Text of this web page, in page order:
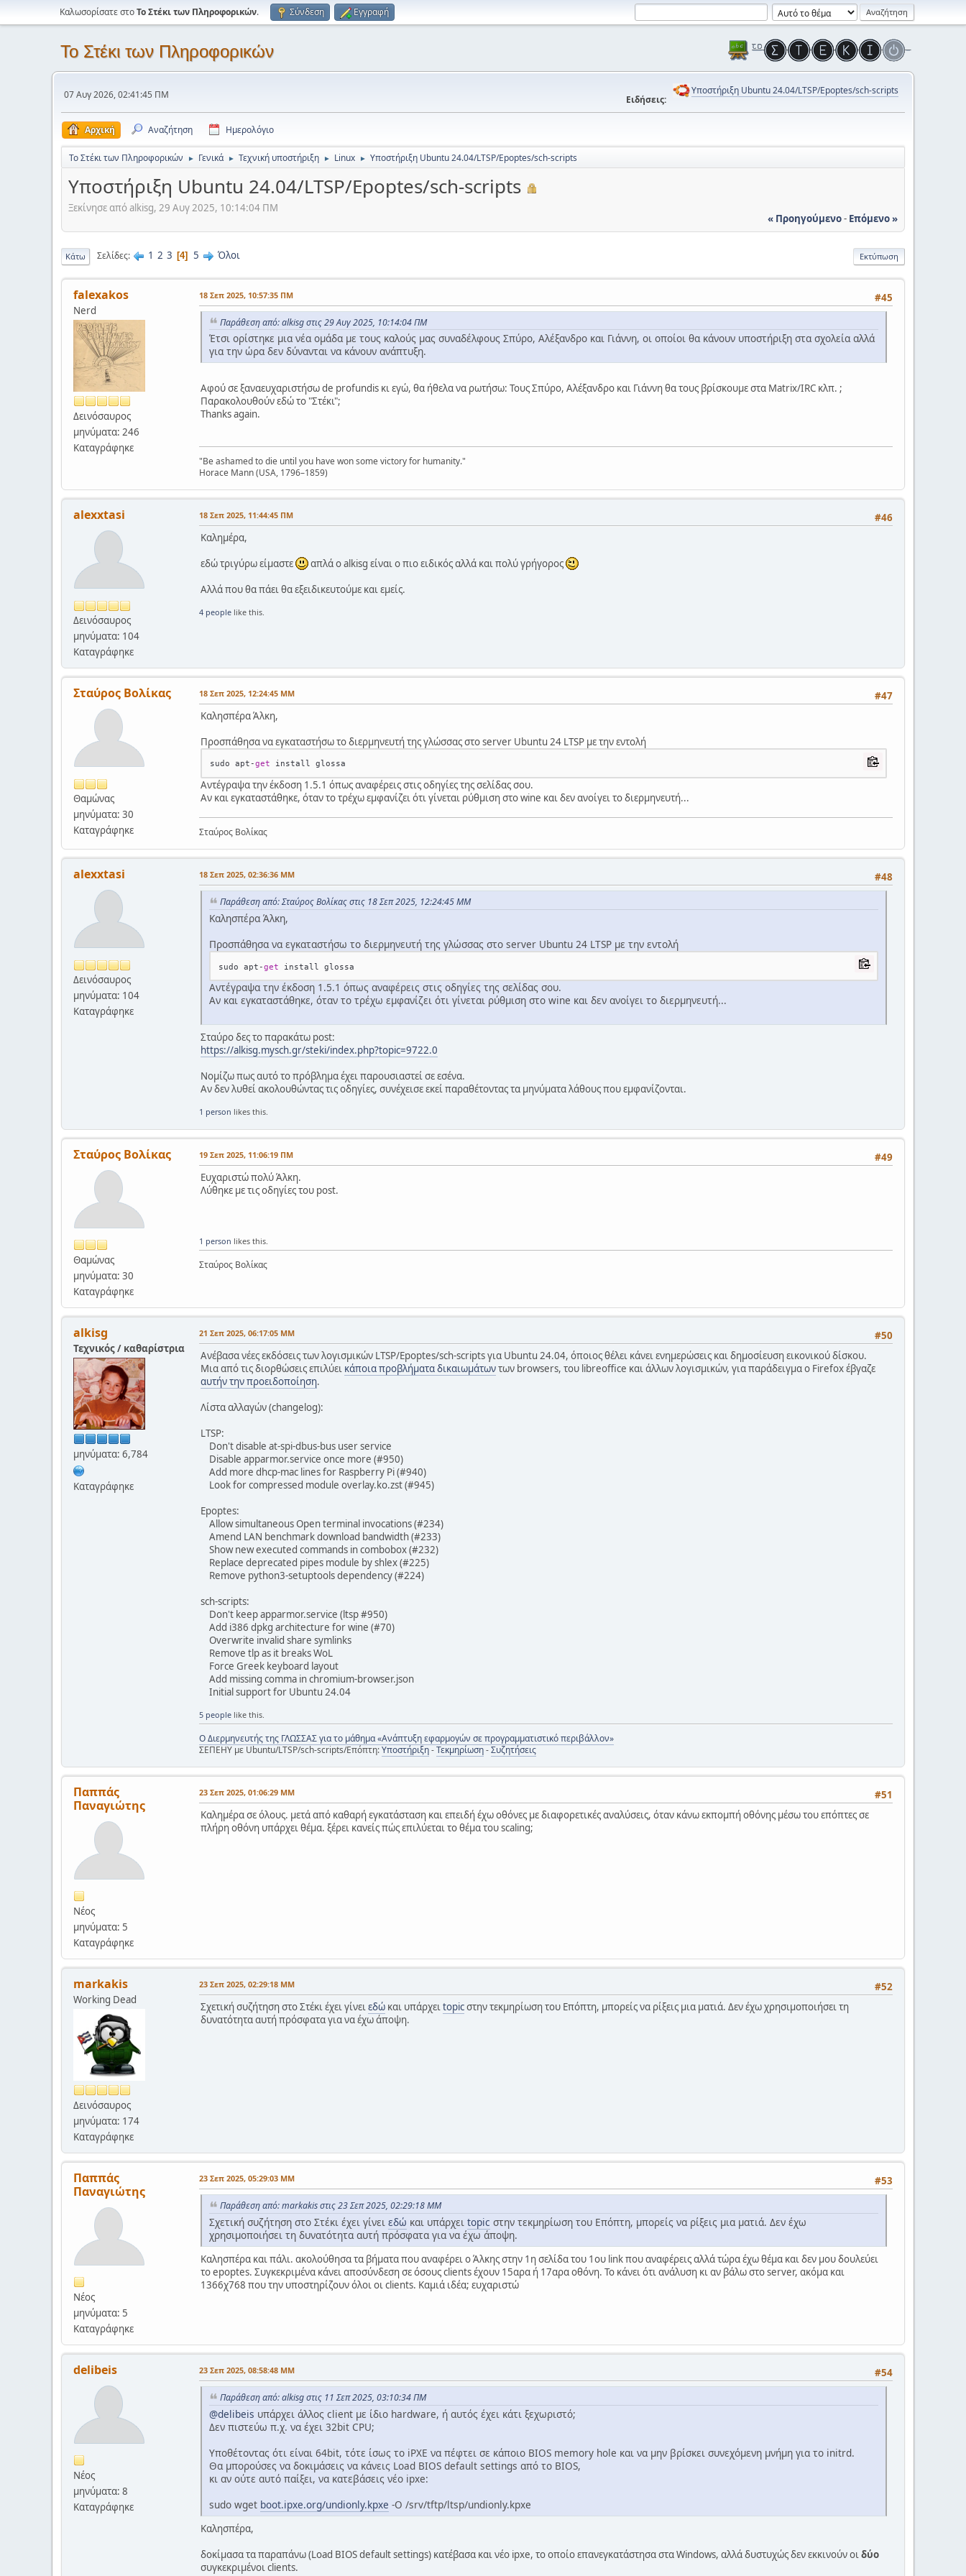
Καλωσορίσατε στοΤο Στέκι των Πληροφορικών. Σύνδεση Εγγραφή
Το Στέκι των Πληροφορικών
07 Αυγ 2026, 02:41:45 ΠΜ Ειδήσεις:
Υποστήριξη Ubuntu 24.04/LTSP/Epoptes/sch-scripts
Αρχική Αναζήτηση Ημερολόγιο
Το Στέκι των Πληροφορικών ► Γενικά ► Τεχνική υποστήριξη ► Linux ► Υποστήριξη Ubuntu 24.04/LTSP/Epoptes/sch-scripts
Υποστήριξη Ubuntu 24.04/LTSP/Epoptes/sch-scripts
Ξεκίνησε από alkisg, 29 Αυγ 2025, 10:14:04 ΠΜ
« Προηγούμενο- Επόμενο »
Εκτύπωση
Κάτω Σελίδες 1 2 3 4 5 Όλοι
falexakos
Nerd
Δεινόσαυρος
μηνύματα: 246
Καταγράφηκε
#45
18 Σεπ 2025, 10:57:35 ΠΜ
Παράθεση από: alkisg στις 29 Αυγ 2025, 10:14:04 ΠΜ
Έτσι ορίστηκε μια νέα ομάδα με τους καλούς μας συναδέλφους Σπύρο, Αλέξανδρο και Γιάννη, οι οποίοι θα κάνουν υποστήριξη στα σχολεία αλλά
για την ώρα δεν δύνανται να κάνουν ανάπτυξη.
Αφού σε ξαναευχαριστήσω de profundis κι εγώ, θα ήθελα να ρωτήσω: Τους Σπύρο, Αλέξανδρο και Γιάννη θα τους βρίσκουμε στα Matrix/IRC κλπ. ;
Παρακολουθούν εδώ το "Στέκι";
Thanks again.
"Be ashamed to die until you have won some victory for humanity."
Horace Mann (USA, 1796–1859)
alexxtasi
Δεινόσαυρος
μηνύματα: 104
Καταγράφηκε
#46
18 Σεπ 2025, 11:44:45 ΠΜ
Καλημέρα,
εδώ τριγύρω είμαστε
απλά ο alkisg είναι ο πιο ειδικός αλλά και πολύ γρήγορος
Αλλά που θα πάει θα εξειδικευτούμε και εμείς.
4 people like this.
Σταύρος Βολίκας
Θαμώνας
μηνύματα: 30
Καταγράφηκε
#47
18 Σεπ 2025, 12:24:45 ΜΜ
Καλησπέρα Άλκη,
Προσπάθησα να εγκαταστήσω το διερμηνευτή της γλώσσας στο server Ubuntu 24 LTSP με την εντολή
sudo apt -get
Αντέγραψα την έκδοση 1.5.1 όπως αναφέρεις στις οδηγίες της σελίδας σου.
Αν και εγκαταστάθηκε, όταν το τρέχω εμφανίζει ότι γίνεται ρύθμιση στο wine και δεν ανοίγει το διερμηνευτή...
Σταύρος Βολίκας
alexxtasi
Δεινόσαυρος
μηνύματα: 104
Καταγράφηκε
#48
18 Σεπ 2025, 02:36:36 ΜΜ
Παράθεση από: Σταύρος Βολίκας στις 18 Σεπ 2025, 12:24:45 ΜΜ
Καλησπέρα Άλκη,
Προσπάθησα να εγκαταστήσω το διερμηνευτή της γλώσσας στο server Ubuntu 24 LTSP με την εντολή
sudo apt -get
Αντέγραψα την έκδοση 1.5.1 όπως αναφέρεις στις οδηγίες της σελίδας σου.
Αν και εγκαταστάθηκε, όταν το τρέχω εμφανίζει ότι γίνεται ρύθμιση στο wine και δεν ανοίγει το διερμηνευτή...
Σταύρο δες το παρακάτω post:
https://alkisg.mysch.gr/steki/index.php?topic=9722.0
Νομίζω πως αυτό το πρόβλημα έχει παρουσιαστεί σε εσένα.
Αν δεν λυθεί ακολουθώντας τις οδηγίες, συνέχεισε εκεί παραθέτοντας τα μηνύματα λάθους που εμφανίζονται.
1 person likes this.
Σταύρος Βολίκας
Θαμώνας
μηνύματα: 30
Καταγράφηκε
#49
19 Σεπ 2025, 11:06:19 ΠΜ
Ευχαριστώ πολύ Άλκη.
Λύθηκε με τις οδηγίες του post.
1 person likes this.
Σταύρος Βολίκας
alkisg
Τεχνικός / καθαρίστρια
μηνύματα: 6,784
Καταγράφηκε
#50
21 Σεπ 2025, 06:17:05 ΜΜ
Ανέβασα νέες εκδόσεις των λογισμικών LTSP/Epoptes/sch-scripts για Ubuntu 24.04, όποιος θέλει κάνει ενημερώσεις και δημοσίευση εικονικού δίσκου.
Μια από τις διορθώσεις επιλύει κάποια προβλήματα δικαιωμάτωντων browsers, του libreoffice και άλλων λογισμικών, για παράδειγμα ο Firefox έβγαζε
αυτήν την προειδοποίηση.
Λίστα αλλαγών (changelog):
LTSP:
Don't disable at-spi-dbus-bus user service
Disable apparmor.service once more (#950)
Add more dhcp-mac lines for Raspberry Pi (#940)
Look for compressed module overlay.ko.zst (#945)
Epoptes:
Allow simultaneous Open terminal invocations (#234)
Amend LAN benchmark download bandwidth (#233)
Show new executed commands in combobox (#232)
Replace deprecated pipes module by shlex (#225)
Remove python3-setuptools dependency (#224)
sch-scripts:
Don't keep apparmor.service (ltsp #950)
Add i386 dpkg architecture for wine (#70)
Overwrite invalid share symlinks
Remove tlp as it breaks WoL
Force Greek keyboard layout
Add missing comma in chromium-browser.json
Initial support for Ubuntu 24.04
5 people like this.
Ο Διερμηνευτής της ΓΛΩΣΣΑΣ για το μάθημα «Ανάπτυξη εφαρμογών σε προγραμματιστικό περιβάλλον»
ΣΕΠΕΗΥ με Ubuntu/LTSP/sch-scripts/Επόπτη:Υποστήριξη-Τεκμηρίωση-Συζητήσεις
Παππάς
Παναγιώτης
Νέος
μηνύματα: 5
Καταγράφηκε
#51
23 Σεπ 2025, 01:06:29 ΜΜ
Καλημέρα σε όλους. μετά από καθαρή εγκατάσταση και επειδή έχω οθόνες με διαφορετικές αναλύσεις, όταν κάνω εκπομπή οθόνης μέσω του επόπτες σε
πλήρη οθόνη υπάρχει θέμα. ξέρει κανείς πώς επιλύεται το θέμα του scaling;
markakis
Working Dead
Δεινόσαυρος
μηνύματα: 174
Καταγράφηκε
#52
23 Σεπ 2025, 02:29:18 ΜΜ
Σχετική συζήτηση στο Στέκι έχει γίνειεδώ και υπάρχειtopicστην τεκμηρίωση του Επόπτη, μπορείς να ρίξεις μια ματιά. Δεν έχω χρησιμοποιήσει τη
δυνατότητα αυτή πρόσφατα για να έχω άποψη.
Παππάς
Παναγιώτης
Νέος
μηνύματα: 5
Καταγράφηκε
#53
23 Σεπ 2025, 05:29:03 ΜΜ
Παράθεση από: markakis στις 23 Σεπ 2025, 02:29:18 ΜΜ
Σχετική συζήτηση στο Στέκι έχει γίνει εδώ και υπάρχει topic στην τεκμηρίωση του Επόπτη, μπορείς να ρίξεις μια ματιά. Δεν έχω
χρησιμοποιήσει τη δυνατότητα αυτή πρόσφατα για να έχω άποψη.
Καλησπέρα και πάλι. ακολούθησα τα βήματα που αναφέρει ο Άλκης στην 1η σελίδα του 1ου link που αναφέρεις αλλά τώρα έχω θέμα και δεν μου δουλεύει
το epoptes. Συγκεκριμένα κάνει αποσύνδεση σε όσους clients έχουν 15αρα ή 17αρα οθόνη. Το κάνει ότι ανάλυση κι αν βάλω στο server, ακόμα και
1366χ768 που την υποστηρίζουν όλοι οι clients. Καμιά ιδέα; ευχαριστώ
delibeis
Νέος
μηνύματα: 8
Καταγράφηκε
#54
23 Σεπ 2025, 08:58:48 ΜΜ
Παράθεση από: alkisg στις 11 Σεπ 2025, 03:10:34 ΠΜ
@delibeis υπάρχει άλλος client με ίδιο hardware, ή αυτός έχει κάτι ξεχωριστό;
Δεν πιστεύω π.χ. να έχει 32bit CPU;
Υποθέτοντας ότι είναι 64bit, τότε ίσως το iPXE να πέφτει σε κάποιο BIOS memory hole και να μην βρίσκει συνεχόμενη μνήμη για το initrd.
Θα μπορούσες να δοκιμάσεις να κάνεις Load BIOS default settings από το BIOS,
κι αν ούτε αυτό παίξει, να κατεβάσεις νέο ipxe:
sudo wget boot.ipxe.org/undionly.kpxe -O /srv/tftp/ltsp/undionly.kpxe
Καλησπέρα,
δοκίμασα τα παραπάνω (Load BIOS default settings) κατέβασα και νέο ipxe, το οποίο επανεγκατάστησα στα Windows, αλλά δυστυχώς δεν εκκινούν οιδύο
συγκεκριμένοι clients.